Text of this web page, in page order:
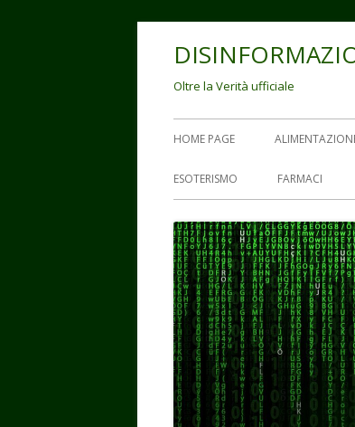
Oltre la Verità ufficiale
Menu
principale
HOME PAGE
ESOTERISMO FARMACI